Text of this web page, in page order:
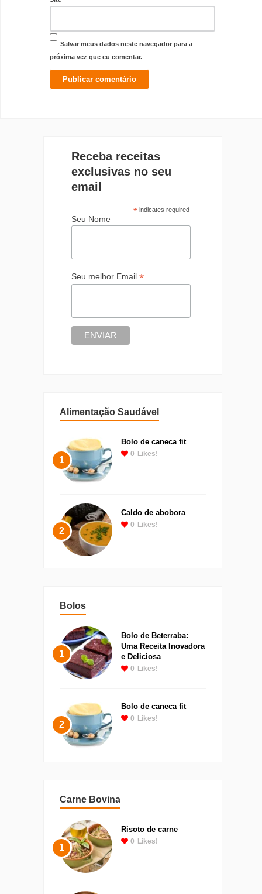
Salvar meus dados neste navegador para a
próxima vez que eu comentar.
Receba receitas
exclusivas no seu
email
*indicates required
Seu Nome
Seu melhor Email *
Alimentação Saudável
1
Bolo de caneca fit
0 Likes!
2
Caldo de abobora
0 Likes!
Bolos
1
Bolo de Beterraba:
Uma Receita Inovadora
e Deliciosa
0 Likes!
2
Bolo de caneca fit
0 Likes!
Carne Bovina
1
Risoto de carne
0 Likes!